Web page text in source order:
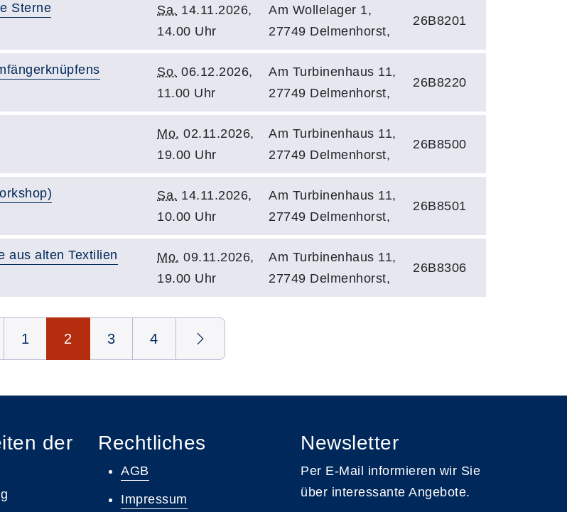
Sterne Sa. 14.11.2026,
14.00 Uhr
Am Wollelager 1,
27749 Delmenhorst,
26B8201
So. 06.12.2026,
11.00 Uhr
Am Turbinenhaus 11,
27749 Delmenhorst,
26B8220
Mo. 02.11.2026,
19.00 Uhr
Am Turbinenhaus 11,
27749 Delmenhorst,
26B8500
Sa. 14.11.2026,
10.00 Uhr
Am Turbinenhaus 11,
27749 Delmenhorst,
26B8501
aus alten Textilien Mo. 09.11.2026,
19.00 Uhr
Am Turbinenhaus 11,
27749 Delmenhorst,
26B8306
1 2 3 4
der
Rechtliches
AGB
Impressum
Newsletter
Per E-Mail informieren wir Sie
über interessante Angebote.